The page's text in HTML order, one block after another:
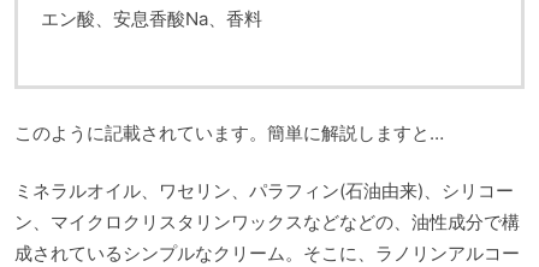
エン酸、安息香酸Na、香料
このように記載されています。簡単に解説しますと…
ミネラルオイル、ワセリン、パラフィン(石油由来)、シリコー
ン、マイクロクリスタリンワックスなどなどの、油性成分で構
成されているシンプルなクリーム。そこに、ラノリンアルコー